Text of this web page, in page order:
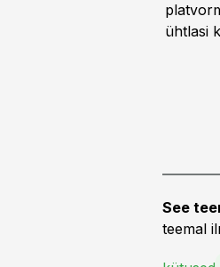
ühtlasi
See
teemal